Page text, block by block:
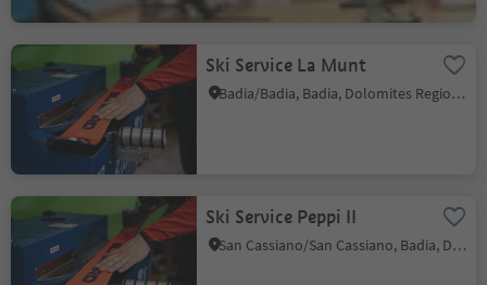
Ski Service La Munt
Badia/Badia, Badia, Dolomites Region Alta Badia
Ski Service Peppi II
San Cassiano/San Cassiano, Badia, Dolomites Region Alta Badia